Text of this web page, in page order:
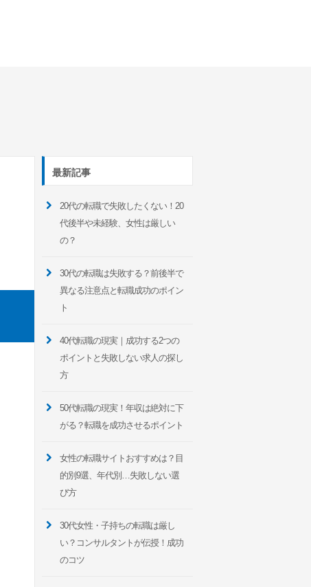
最新記事
20代の転職で失敗したくない！20
代後半や未経験、女性は厳しい
の？
30代の転職は失敗する？前後半で
異なる注意点と転職成功のポイン
ト
40代転職の現実｜成功する2つの
ポイントと失敗しない求人の探し
方
50代転職の現実！年収は絶対に下
がる？転職を成功させるポイント
女性の転職サイトおすすめは？目
的別9選、年代別…失敗しない選
び方
30代女性・子持ちの転職は厳し
い？コンサルタントが伝授！成功
のコツ